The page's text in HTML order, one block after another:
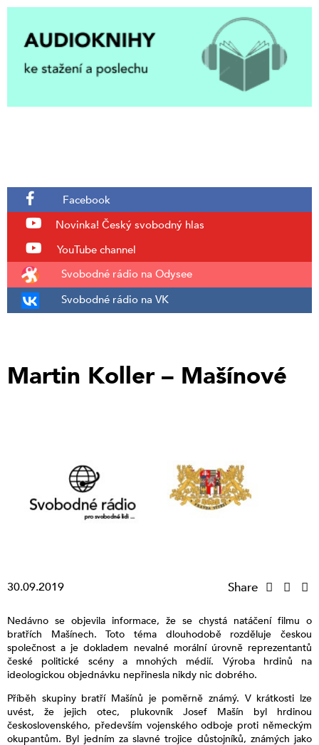
Facebook
Novinka! Český svobodný hlas
YouTube channel
Svobodné rádio na Odysee
Svobodné rádio na VK
Martin Koller – Mašínové
30.09.2019 Share
Nedávno se objevila informace, že se chystá natáčení filmu o
bratřích Mašínech. Toto téma dlouhodobě rozděluje českou
společnost a je dokladem nevalné morální úrovně reprezentantů
české politické scény a mnohých médií. Výroba hrdinů na
ideologickou objednávku nepřinesla nikdy nic dobrého.
Příběh skupiny bratří Mašínů je poměrně známý. V krátkosti lze
uvést, že jejich otec, plukovník Josef Mašín byl hrdinou
československého, především vojenského odboje proti německým
okupantům. Byl jedním za slavné trojice důstojníků, známých jako